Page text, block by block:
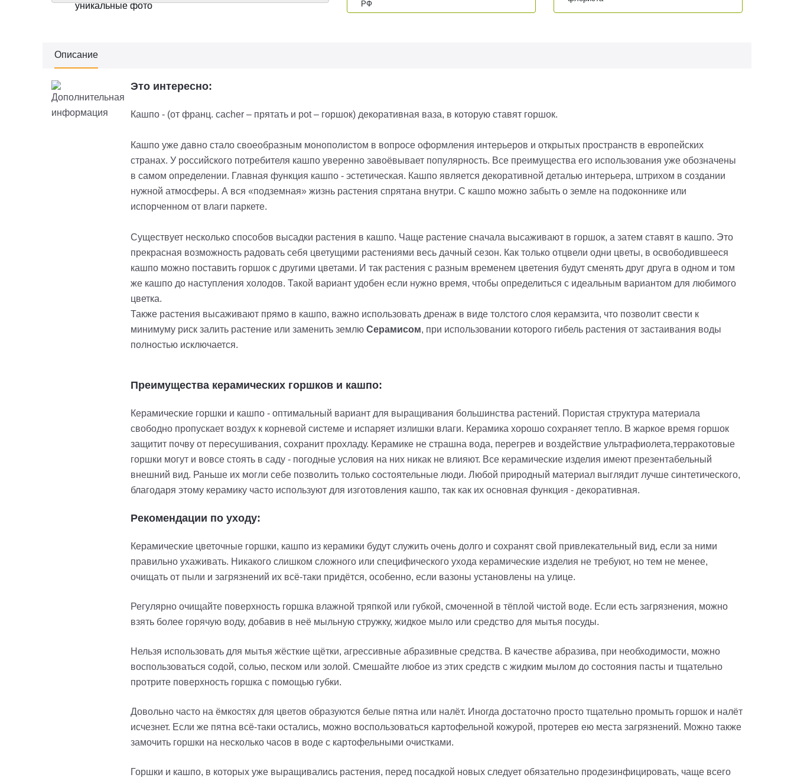
уникальные фото
уникальные фото
Описание
Это интересно:
Кашпо - (от франц. cacher – прятать и pot – горшок) декоративная ваза, в которую ставят горшок.
Кашпо уже давно стало своеобразным монополистом в вопросе оформления интерьеров и открытых пространств в европейских
странах. У российского потребителя кашпо уверенно завоёвывает популярность. Все преимущества его использования уже обозначены
в самом определении. Главная функция кашпо - эстетическая. Кашпо является декоративной деталью интерьера, штрихом в создании
нужной атмосферы. А вся «подземная» жизнь растения спрятана внутри. С кашпо можно забыть о земле на подоконнике или
испорченном от влаги паркете.
Существует несколько способов высадки растения в кашпо. Чаще растение сначала высаживают в горшок, а затем ставят в кашпо. Это
прекрасная возможность радовать себя цветущими растениями весь дачный сезон. Как только отцвели одни цветы, в освободившееся
кашпо можно поставить горшок с другими цветами. И так растения с разным временем цветения будут сменять друг друга в одном и том
же кашпо до наступления холодов. Такой вариант удобен если нужно время, чтобы определиться с идеальным вариантом для любимого
цветка.
Также растения высаживают прямо в кашпо, важно использовать дренаж в виде толстого слоя керамзита, что позволит свести к
минимуму риск залить растение или заменить землю Серамисом, при использовании которого гибель растения от застаивания воды
полностью исключается.
Преимущества керамических горшков и кашпо:
Керамические горшки и кашпо - оптимальный вариант для выращивания большинства растений. Пористая структура материала
свободно пропускает воздух к корневой системе и испаряет излишки влаги. Керамика хорошо сохраняет тепло. В жаркое время горшок
защитит почву от пересушивания, сохранит прохладу. Керамике не страшна вода, перегрев и воздействие ультрафиолета,терракотовые
горшки могут и вовсе стоять в саду - погодные условия на них никак не влияют. Все керамические изделия имеют презентабельный
внешний вид. Раньше их могли себе позволить только состоятельные люди. Любой природный материал выглядит лучше синтетического,
благодаря этому керамику часто используют для изготовления кашпо, так как их основная функция - декоративная.
Рекомендации по уходу:
Керамические цветочные горшки, кашпо из керамики будут служить очень долго и сохранят свой привлекательный вид, если за ними
правильно ухаживать. Никакого слишком сложного или специфического ухода керамические изделия не требуют, но тем не менее,
очищать от пыли и загрязнений их всё-таки придётся, особенно, если вазоны установлены на улице.
Регулярно очищайте поверхность горшка влажной тряпкой или губкой, смоченной в тёплой чистой воде. Если есть загрязнения, можно
взять более горячую воду, добавив в неё мыльную стружку, жидкое мыло или средство для мытья посуды.
Нельзя использовать для мытья жёсткие щётки, агрессивные абразивные средства. В качестве абразива, при необходимости, можно
воспользоваться содой, солью, песком или золой. Смешайте любое из этих средств с жидким мылом до состояния пасты и тщательно
протрите поверхность горшка с помощью губки.
Довольно часто на ёмкостях для цветов образуются белые пятна или налёт. Иногда достаточно просто тщательно промыть горшок и налёт
исчезнет. Если же пятна всё-таки остались, можно воспользоваться картофельной кожурой, протерев ею места загрязнений. Можно также
замочить горшки на несколько часов в воде с картофельными очистками.
Горшки и кашпо, в которых уже выращивались растения, перед посадкой новых следует обязательно продезинфицировать, чаще всего